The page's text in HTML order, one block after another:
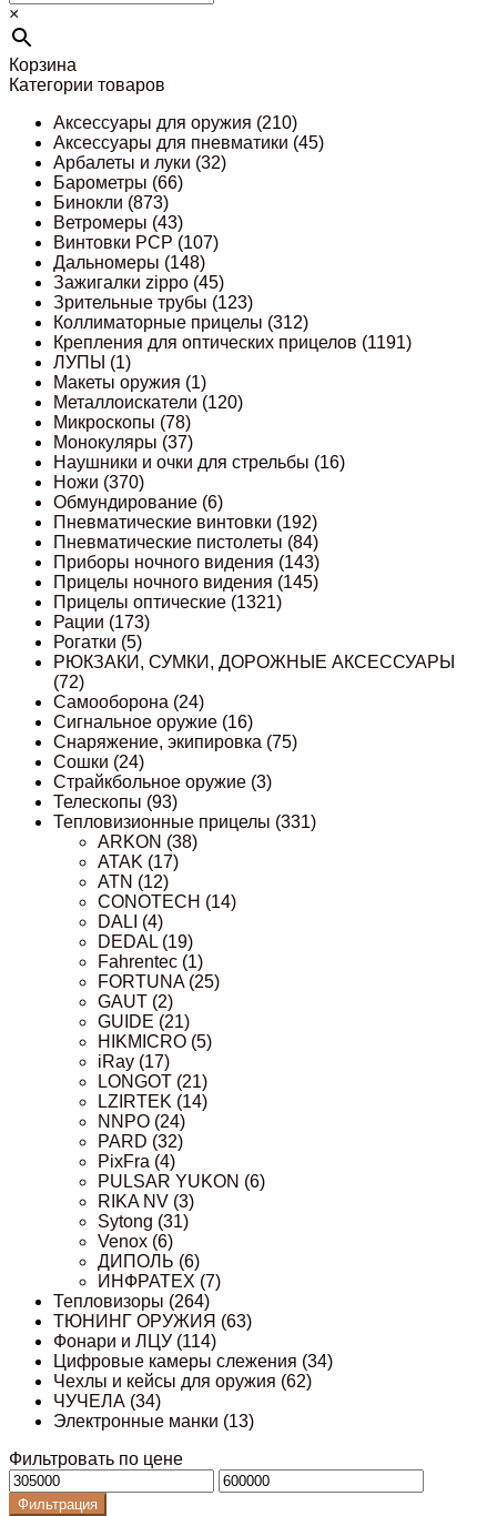
×
Корзина
Категории товаров
Аксессуары для оружия (210)
Аксессуары для пневматики (45)
Арбалеты и луки (32)
Барометры (66)
Бинокли (873)
Ветромеры (43)
Винтовки PCP (107)
Дальномеры (148)
Зажигалки zippo (45)
Зрительные трубы (123)
Коллиматорные прицелы (312)
Крепления для оптических прицелов (1191)
ЛУПЫ (1)
Макеты оружия (1)
Металлоискатели (120)
Микроскопы (78)
Монокуляры (37)
Наушники и очки для стрельбы (16)
Ножи (370)
Обмундирование (6)
Пневматические винтовки (192)
Пневматические пистолеты (84)
Приборы ночного видения (143)
Прицелы ночного видения (145)
Прицелы оптические (1321)
Рации (173)
Рогатки (5)
РЮКЗАКИ, СУМКИ, ДОРОЖНЫЕ АКСЕССУАРЫ
(72)
Самооборона (24)
Сигнальное оружие (16)
Снаряжение, экипировка (75)
Сошки (24)
Страйкбольное оружие (3)
Телескопы (93)
Тепловизионные прицелы (331)
ARKON (38)
ATAK (17)
ATN (12)
CONOTECH (14)
DALI (4)
DEDAL (19)
Fahrentec (1)
FORTUNA (25)
GAUT (2)
GUIDE (21)
HIKMICRO (5)
iRay (17)
LONGOT (21)
LZIRTEK (14)
NNPO (24)
PARD (32)
PixFra (4)
PULSAR YUKON (6)
RIKA NV (3)
Sytong (31)
Venox (6)
ДИПОЛЬ (6)
ИНФРАТЕХ (7)
Тепловизоры (264)
ТЮНИНГ ОРУЖИЯ (63)
Фонари и ЛЦУ (114)
Цифровые камеры слежения (34)
Чехлы и кейсы для оружия (62)
ЧУЧЕЛА (34)
Электронные манки (13)
Фильтровать по цене
Минимальная
цена
Максимальная
цена
Фильтрация